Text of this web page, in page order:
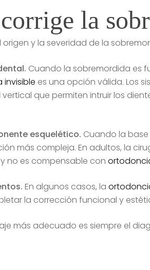
la
y la severidad de la
Cuando la sobremordida es
es una opción válida. Los
que permiten intruir los
esquelético. Cuando la
más compleja. En adultos, la
no es compensable con
En algunos casos, la
la corrección funcional y
más adecuado es siempre el